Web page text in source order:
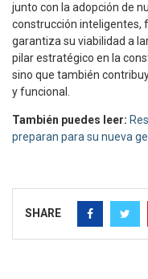
junto con la adopción de
construcción inteligentes,
garantiza su viabilidad a
pilar estratégico en la
sino que también
y funcional.
También puedes leer:
preparan para su nueva
SHARE